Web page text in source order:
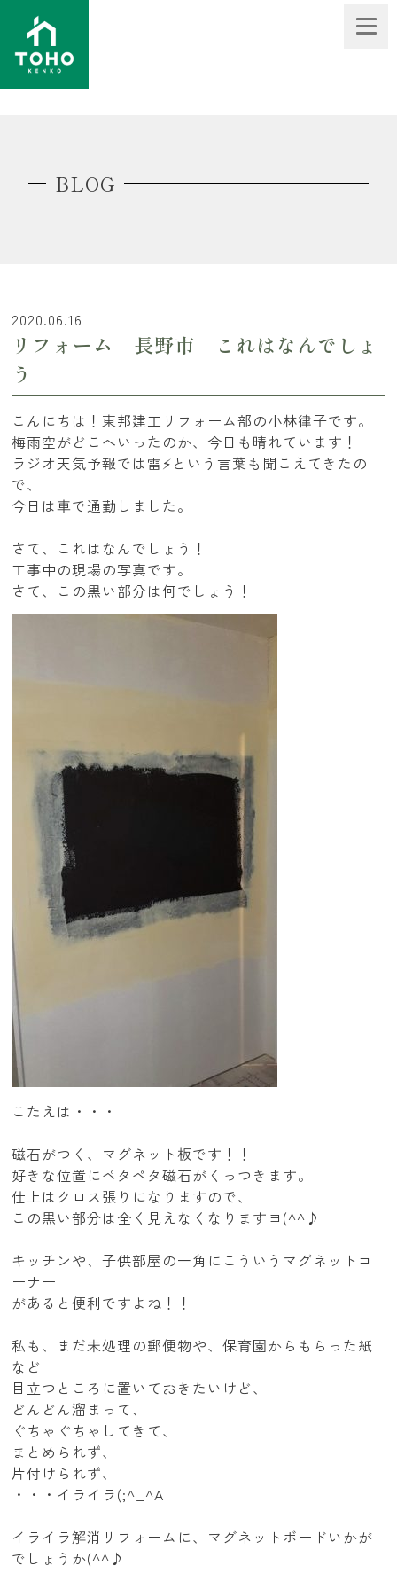
BLOG
2020.06.16
リフォーム 長野市 これはなんでしょ
う
こんにちは！東邦建工リフォーム部の小林律子です。
梅雨空がどこへいったのか、今日も晴れています！
ラジオ天気予報では雷⚡という言葉も聞こえてきたの
で、
今日は車で通勤しました。
さて、これはなんでしょう！
工事中の現場の写真です。
さて、この黒い部分は何でしょう！
こたえは・・・
磁石がつく、マグネット板です！！
好きな位置にペタペタ磁石がくっつきます。
仕上はクロス張りになりますので、
この黒い部分は全く見えなくなりますヨ(^^♪
キッチンや、子供部屋の一角にこういうマグネットコ
ーナー
があると便利ですよね！！
私も、まだ未処理の郵便物や、保育園からもらった紙
など
目立つところに置いておきたいけど、
どんどん溜まって、
ぐちゃぐちゃしてきて、
まとめられず、
片付けられず、
・・・イライラ(;^_^A
イライラ解消リフォームに、マグネットボードいかが
でしょうか(^^♪